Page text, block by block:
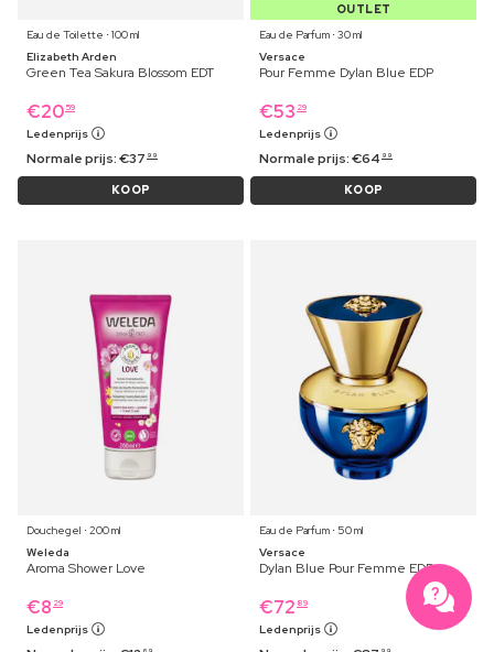
Eau de Toilette ⋅ 100 ml
Elizabeth Arden
Green Tea Sakura Blossom EDT
€20 59
Ledenprijs
Normale prijs:€37 99
KOOP
OUTLET
Eau de Parfum ⋅ 30 ml
Versace
Pour Femme Dylan Blue EDP
€53 29
Ledenprijs
Normale prijs:€64 99
KOOP
Douchegel ⋅ 200 ml
Weleda
Aroma Shower Love
€8 29
Ledenprijs
Eau de Parfum ⋅ 50 ml
Versace
Dylan Blue Pour Femme EDP
€72 89
Ledenprijs